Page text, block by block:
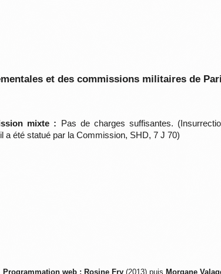
et des commissions militaires de
mixte : Pas de charges suffisantes.
a été statué par la Commission, SHD, 7 J 70)
Programmation web : Rosine Fry (2013) puis Morgane